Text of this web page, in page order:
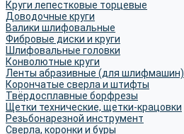
Круги лепестковые торцевые
Доводочные круги
Валики шлифовальные
Фибровые диски и круги
Шлифовальные головки
Конволютные круги
Ленты абразивные (для шлифмашин)
Корончатые сверла и штифты
Твёрдосплавные борфрезы
Щетки технические, щетки-крацовки
Резьбонарезной инструмент
Сверла, коронки и буры